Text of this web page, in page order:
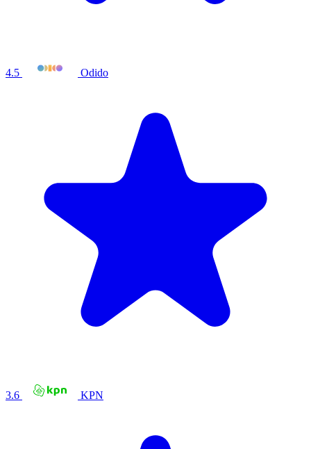
4.5 Odido
3.6 KPN